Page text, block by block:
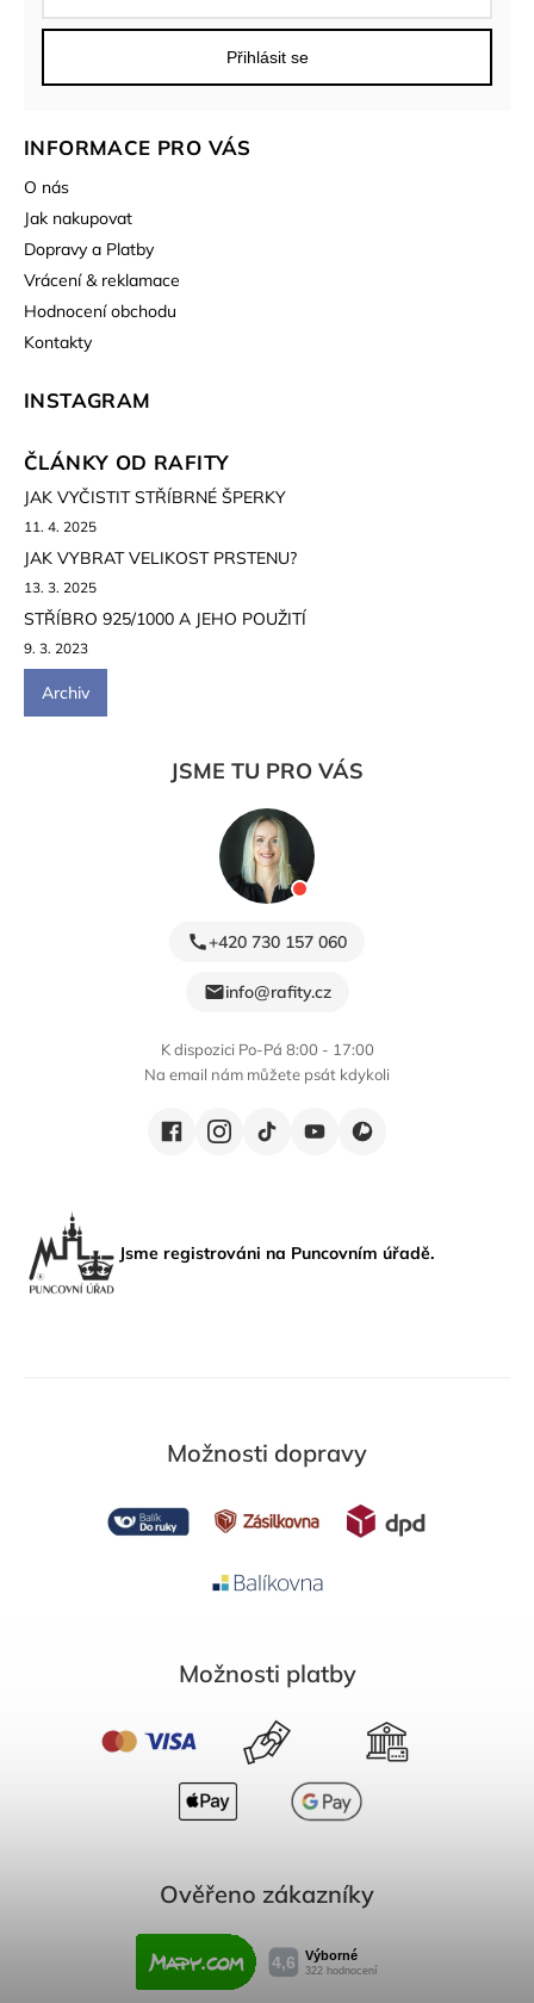
INFORMACE PRO VÁS
O nás
Jak nakupovat
Dopravy a Platby
Vrácení & reklamace
Hodnocení obchodu
Kontakty
Přihlásit se
INSTAGRAM
ČLÁNKY OD RAFITY
JAK VYČISTIT STŘÍBRNÉ ŠPERKY
11. 4. 2025
JAK VYBRAT VELIKOST PRSTENU?
13. 3. 2025
STŘÍBRO 925/1000 A JEHO POUŽITÍ
9. 3. 2023
Archiv
JSME TU PRO VÁS
+420 730 157 060
info@rafity.cz
K dispozici Po-Pá 8:00 - 17:00
Na email nám můžete psát kdykoli
Jsme registrováni na Puncovním úřadě.
Možnosti dopravy
Možnosti platby
Ověřeno zákazníky